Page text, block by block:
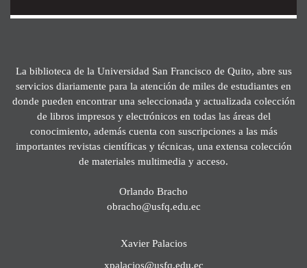
La biblioteca de la Universidad San Francisco de Quito, abre sus
servicios diariamente para la atención de miles de estudiantes en
donde pueden encontrar una seleccionada y actualizada colección
de libros impresos y electrónicos en todas las áreas del
conocimiento, además cuenta con suscripciones a las más
importantes revistas científicas y técnicas, una extensa colección
de materiales multimedia y acceso.
Orlando Bracho
obracho@usfq.edu.ec
Xavier Palacios
xpalacios@usfq.edu.ec